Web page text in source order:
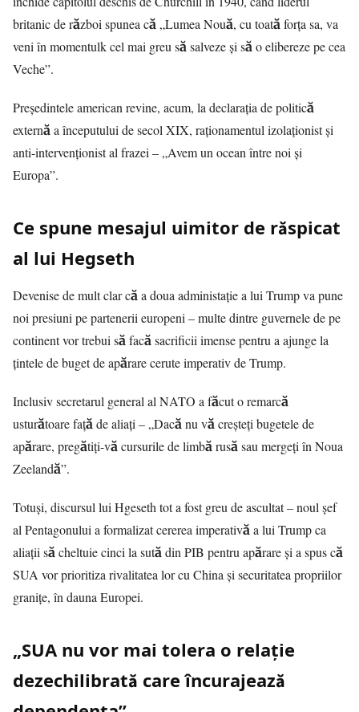
britanic de război spunea că „Lumea Nouă, cu toată forța sa, va
veni în momentulk cel mai greu să salveze și să o elibereze pe cea
Veche”.
Președintele american revine, acum, la declarația de politică
externă a începutului de secol XIX, raționamentul izolaționist și
anti-intervenționist al frazei – „Avem un ocean între noi și
Europa”.
Ce spune mesajul uimitor de răspicat
al lui Hegseth
Devenise de mult clar că a doua administație a lui Trump va pune
noi presiuni pe partenerii europeni – multe dintre guvernele de pe
continent vor trebui să facă sacrificii imense pentru a ajunge la
țintele de buget de apărare cerute imperativ de Trump.
Inclusiv secretarul general al NATO a făcut o remarcă
usturătoare față de aliați – „Dacă nu vă creșteți bugetele de
apărare, pregătiți-vă cursurile de limbă rusă sau mergeți în Noua
Zeelandă”.
Totuși, discursul lui Hgeseth tot a fost greu de ascultat – noul șef
al Pentagonului a formalizat cererea imperativă a lui Trump ca
aliații să cheltuie cinci la sută din PIB pentru apărare și a spus că
SUA vor prioritiza rivalitatea lor cu China și securitatea propriilor
granițe, în dauna Europei.
„SUA nu vor mai tolera o relație
dezechilibrată care încurajează